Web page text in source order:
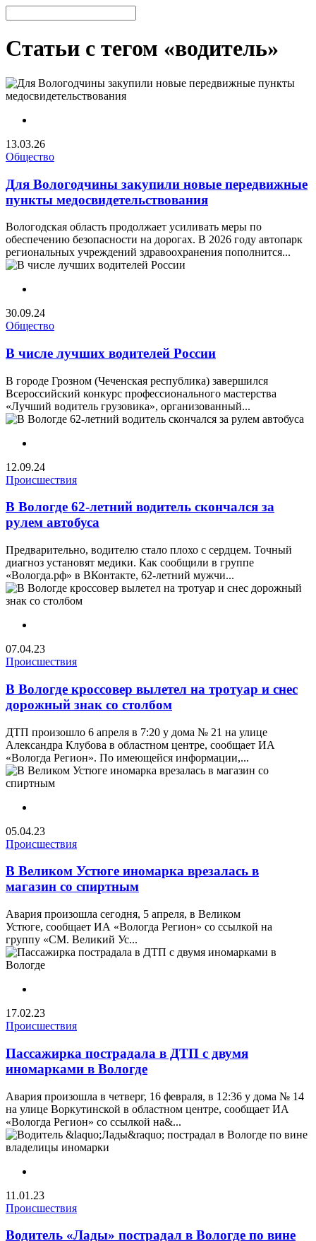
Статьи с тегом «водитель»
13.03.26
Общество
Для Вологодчины закупили новые передвижные
пункты медосвидетельствования
Вологодская область продолжает усиливать меры по
обеспечению безопасности на дорогах. В 2026 году автопарк
региональных учреждений здравоохранения пополнится...
30.09.24
Общество
В числе лучших водителей России
В городе Грозном (Чеченская республика) завершился
Всероссийский конкурс профессионального мастерства
«Лучший водитель грузовика», организованный...
12.09.24
Происшествия
В Вологде 62-летний водитель скончался за
рулем автобуса
Предварительно, водителю стало плохо с сердцем. Точный
диагноз установят медики. Как сообщили в группе
«Вологда.рф» в ВКонтакте, 62-летний мужчи...
07.04.23
Происшествия
В Вологде кроссовер вылетел на тротуар и снес
дорожный знак со столбом
ДТП произошло 6 апреля в 7:20 у дома № 21 на улице
Александра Клубова в областном центре, сообщает ИА
«Вологда Регион». По имеющейся информации,...
05.04.23
Происшествия
В Великом Устюге иномарка врезалась в
магазин со спиртным
Авария произошла сегодня, 5 апреля, в Великом
Устюге, сообщает ИА «Вологда Регион» со ссылкой на
группу «СМ. Великий Ус...
17.02.23
Происшествия
Пассажирка пострадала в ДТП с двумя
иномарками в Вологде
Авария произошла в четверг, 16 февраля, в 12:36 у дома № 14
на улице Воркутинской в областном центре, сообщает ИА
«Вологда Регион» со ссылкой на&...
11.01.23
Происшествия
Водитель «Лады» пострадал в Вологде по вине